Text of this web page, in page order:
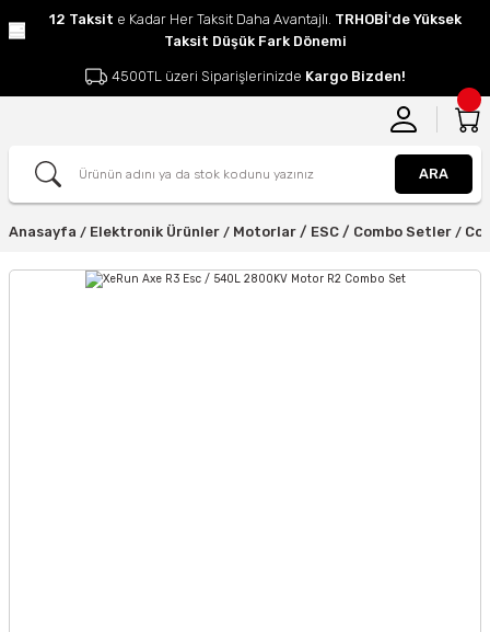
12 Taksit e Kadar Her Taksit Daha Avantajlı. TRHOBİ'de Yüksek
Taksit Düşük Fark Dönemi
4500TL üzeri Siparişlerinizde Kargo Bizden!
ARA
Anasayfa Elektronik Ürünler Motorlar / ESC / Combo Setler